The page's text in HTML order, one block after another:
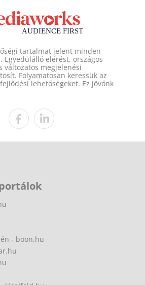
tartalmat jelent minden
Egyedülálló elérést, országos
változatos megjelenési
Folyamatosan keressük az
lehetőségeket. Ez jövőnk
- boon.hu